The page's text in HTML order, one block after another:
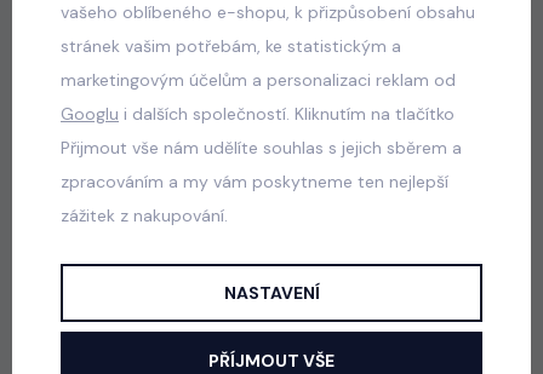
Acid wash pink lounge tepláky
skladem
440 Kč
vašeho oblíbeného e-shopu, k přizpůsobení obsahu
stránek vašim potřebám, ke statistickým a
marketingovým účelům a personalizaci reklam od
Googlu i dalších společností. Kliknutím na tlačítko
Přijmout vše nám udělíte souhlas s jejich sběrem a
zpracováním a my vám poskytneme ten nejlepší
zážitek z nakupování.
NASTAVENÍ
PŘÍJMOUT VŠE